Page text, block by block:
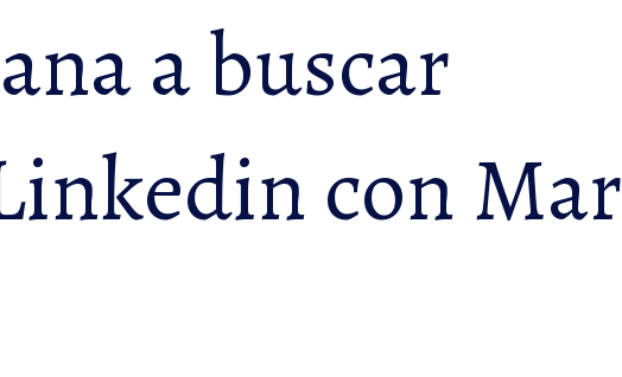
a buscar
con Mar